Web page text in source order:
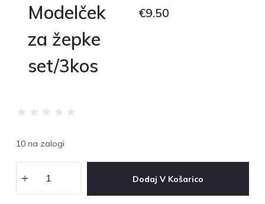
Modelček
za žepke
set/3kos
€9.50
★ ★ ★ ★ ★
10 na zalogi
Dodaj V Košarico